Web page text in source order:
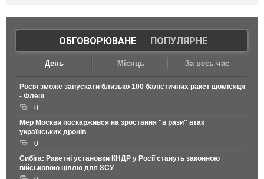
ОБГОВОРЮВАНЕ| ПОПУЛЯРНЕ
День Місяць За весь час
Росія зможе запускати близько 100 балістичних ракет щомісяця
- Флеш
0
Мер Москви поскаржився на зростання "в рази" атак
українських дронів
0
Сибіга: Ракетні установки КНДР у Росії стануть законною
військовою ціллю для ЗСУ